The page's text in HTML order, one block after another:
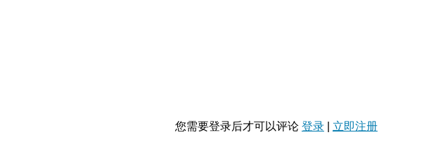
您需要登录后才可以评论 登录 立即注册